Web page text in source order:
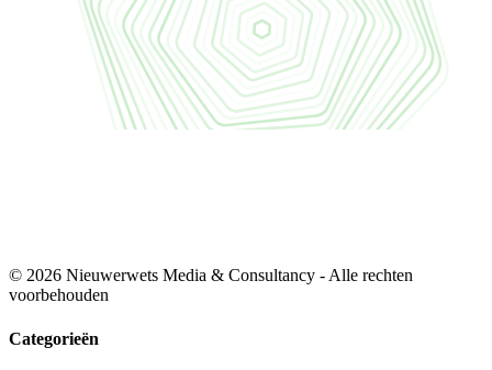
© 2026 Nieuwerwets Media & Consultancy - Alle rechten
voorbehouden
Categorieën